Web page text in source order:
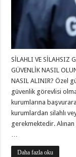
SİLAHLI VE SİLAHSIZ
GÜVENLİK NASIL
NASIL ALINIR? Özel
güvenlik görevlisi
kurumlarına
kurumlardan silahlı
gerekmektedir.
…
Daha fazla oku